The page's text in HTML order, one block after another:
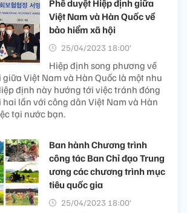
Phê duyệt Hiệp định giữa
Việt Nam và Hàn Quốc về
bảo hiểm xã hội
25/04/2023 18:00’
Hiệp định song phương về
giữa Việt Nam và Hàn Quốc là một nhu
định này hướng tới việc tránh đóng
hai lần với công dân Việt Nam và Hàn
tại nước bạn.
Ban hành Chương trình
công tác Ban Chỉ đạo Trung
ương các chương trình mục
tiêu quốc gia
25/04/2023 18:00’